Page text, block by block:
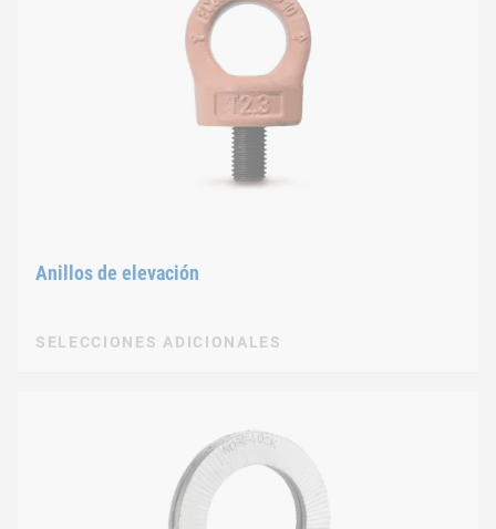
Anillos de elevación
SELECCIONES ADICIONALES